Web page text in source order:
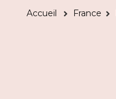
Accueil France